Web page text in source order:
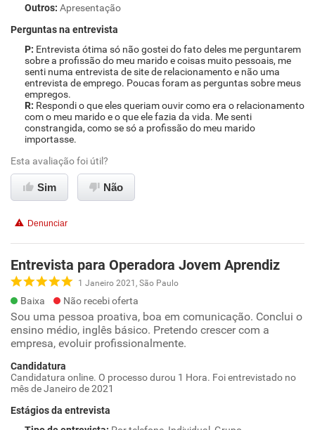
Outros: Apresentação
Perguntas na entrevista
Entrevista ótima só não gostei do fato deles me perguntarem
sobre a profissão do meu marido e coisas muito pessoais, me
senti numa entrevista de site de relacionamento e não uma
entrevista de emprego. Poucas foram as perguntas sobre meus
empregos.
Respondi o que eles queriam ouvir como era o relacionamento
com o meu marido e o que ele fazia da vida. Me senti
constrangida, como se só a profissão do meu marido
importasse.
Esta avaliação foi útil?
Sim Não
Denunciar
Entrevista para Operadora Jovem Aprendiz
1 Janeiro 2021, São Paulo
Baixa Não recebi oferta
Sou uma pessoa proativa, boa em comunicação. Conclui o
ensino médio, inglês básico. Pretendo crescer com a
empresa, evoluir profissionalmente.
Candidatura
Candidatura online. O processo durou 1 Hora. Foi entrevistado no
mês de Janeiro de 2021
Estágios da entrevista